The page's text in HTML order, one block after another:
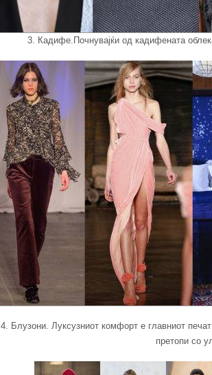
3. Кадифе.Почнувајќи од кадифената
4. Блузони. Луксузниот комфорт е главниот
претопи со